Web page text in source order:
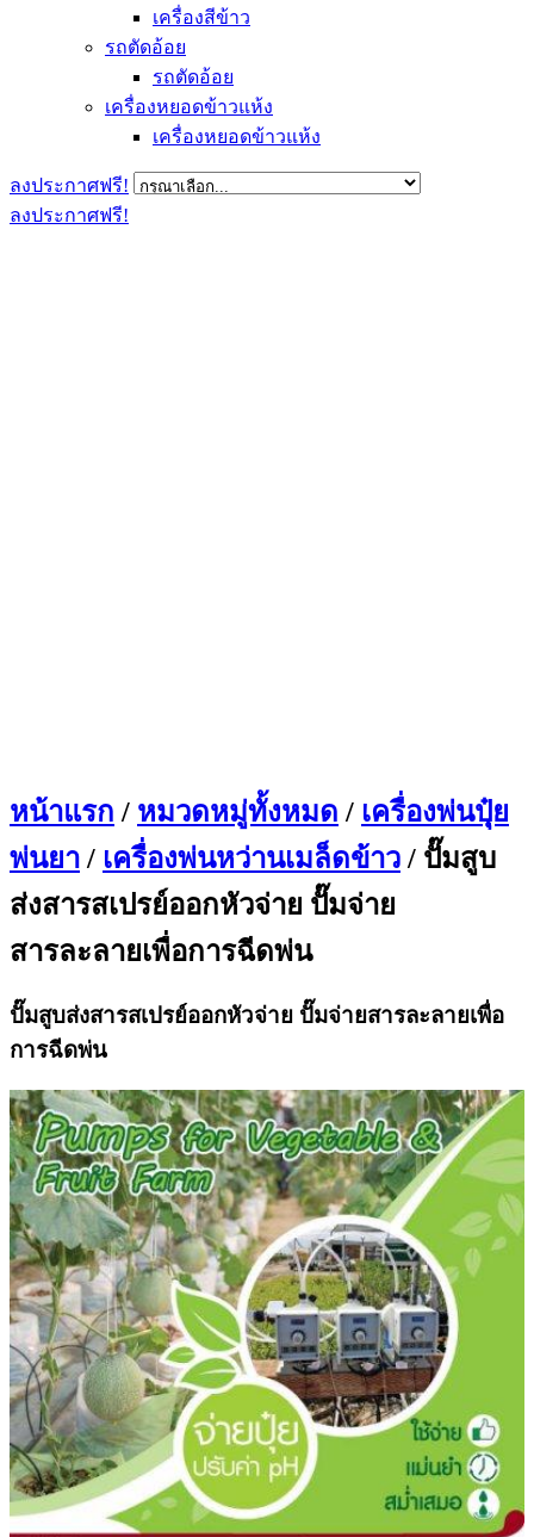
เครื่องสีข้าว
รถตัดอ้อย
รถตัดอ้อย
เครื่องหยอดข้าวแห้ง
เครื่องหยอดข้าวแห้ง
ลงประกาศฟรี!
ลงประกาศฟรี!
หน้าแรก / หมวดหมู่ทั้งหมด / เครื่องพ่นปุุ๋ย
พ่นยา / เครื่องพ่นหว่านเมล็ดข้าว / ปั๊มสูบ
ส่งสารสเปรย์ออกหัวจ่าย ปั๊มจ่าย
สารละลายเพื่อการฉีดพ่น
ปั๊มสูบส่งสารสเปรย์ออกหัวจ่าย ปั๊มจ่ายสารละลายเพื่อ
การฉีดพ่น